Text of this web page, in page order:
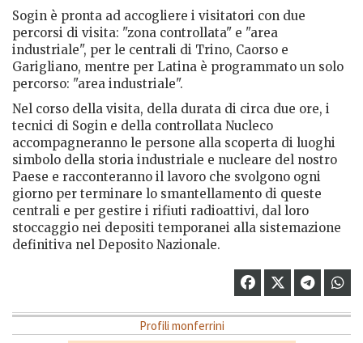
Sogin è pronta ad accogliere i visitatori con due
percorsi di visita: "zona controllata" e "area
industriale", per le centrali di Trino, Caorso e
Garigliano, mentre per Latina è programmato un solo
percorso: "area industriale".
Nel corso della visita, della durata di circa due ore, i
tecnici di Sogin e della controllata Nucleco
accompagneranno le persone alla scoperta di luoghi
simbolo della storia industriale e nucleare del nostro
Paese e racconteranno il lavoro che svolgono ogni
giorno per terminare lo smantellamento di queste
centrali e per gestire i rifiuti radioattivi, dal loro
stoccaggio nei depositi temporanei alla sistemazione
definitiva nel Deposito Nazionale.
Profili monferrini